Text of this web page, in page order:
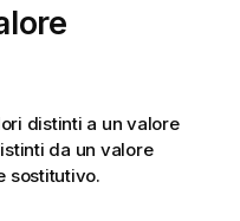
distinti a un valore
da un valore
sostitutivo.